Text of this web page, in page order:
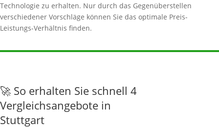
Technologie zu erhalten. Nur durch das Gegenüberstellen
verschiedener Vorschläge können Sie das optimale Preis-
Leistungs-Verhältnis finden.
🚀 So erhalten Sie schnell 4
Vergleichsangebote in
Stuttgart